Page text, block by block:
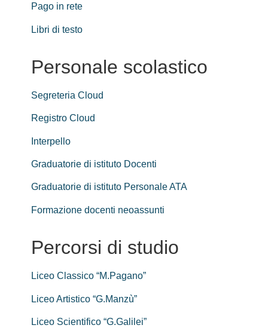
Pago in rete
Libri di testo
Personale scolastico
Segreteria Cloud
Registro Cloud
Interpello
Graduatorie di istituto Docenti
Graduatorie di istituto Personale ATA
Formazione docenti neoassunti
Percorsi di studio
Liceo Classico “M.Pagano”
Liceo Artistico “G.Manzù”
Liceo Scientifico “G.Galilei”